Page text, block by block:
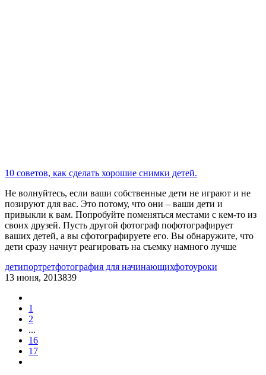
10 советов, как сделать хорошие снимки детей.
Не волнуйтесь, если ваши собственные дети не играют и не
позируют для вас. Это потому, что они – ваши дети и
привыкли к вам. Попробуйте поменяться местами с кем-то из
своих друзей. Пусть другой фотограф пофотографирует
ваших детей, а вы сфотографируете его. Вы обнаружите, что
дети сразу начнут реагировать на съемку намного лучше
детипортретфотография для начинающихфотоуроки
13 июня, 2013839
1
2
...
16
17